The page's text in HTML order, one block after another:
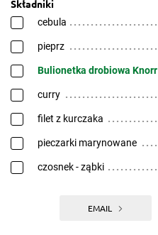
Składniki
cebula
pieprz
Bulionetka drobiowa Knorr
curry
filet z kurczaka
pieczarki marynowane
czosnek - ząbki
EMAIL